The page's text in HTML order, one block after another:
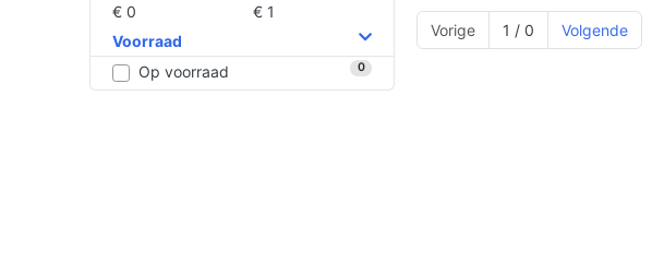
€ 0
€ 1
Voorraad
Op voorraad
0
Vorige 1 / 0 Volgende